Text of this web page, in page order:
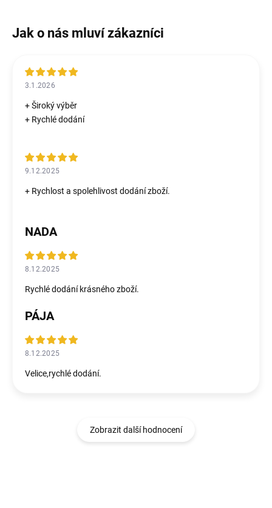
3.1.2026
+ Široký výběr
+ Rychlé dodání
9.12.2025
+ Rychlost a spolehlivost dodání zboží.
NADA
8.12.2025
Rychlé dodání krásného zboží.
PÁJA
8.12.2025
Velice,rychlé dodání.
Zobrazit další hodnocení